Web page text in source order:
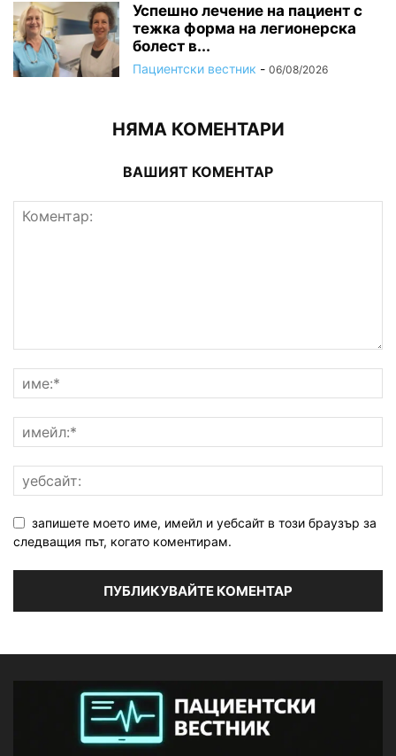
Успешно лечение на пациент с
тежка форма на легионерска
болест в...
Пациентски вестник - 06/08/2026
НЯМА КОМЕНТАРИ
ВАШИЯТ КОМЕНТАР
запишете моето име, имейл и уебсайт в този браузър за
следващия път, когато коментирам.